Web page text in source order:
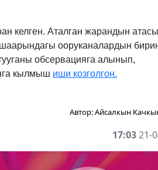
келген. Аталган жарандын
ооруканалардын
обсервацияга алынып,
кылмыш иши козголгон.
Автор:Айсалкын
17:0321-